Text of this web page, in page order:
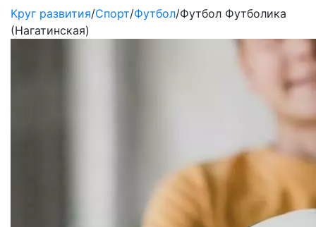
Круг развития/Спорт/Футбол/Футбол Футболика
(Нагатинская)